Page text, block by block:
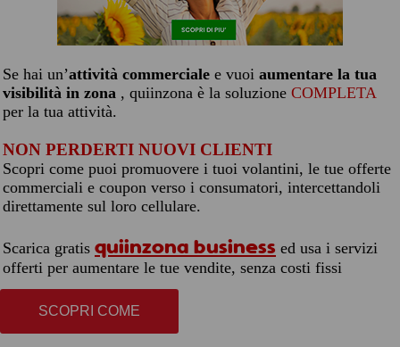
Se hai un’attività commerciale e vuoi aumentare la tua
visibilità in zona , quiinzona è la soluzione COMPLETA
per la tua attività.
NON PERDERTI NUOVI CLIENTI
Scopri come puoi promuovere i tuoi volantini, le tue offerte
commerciali e coupon verso i consumatori, intercettandoli
direttamente sul loro cellulare.
Scarica gratis quiinzona business ed usa i servizi
offerti per aumentare le tue vendite, senza costi fissi
SCOPRI COME